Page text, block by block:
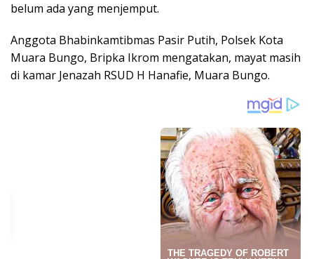
belum ada yang menjemput.
Anggota Bhabinkamtibmas Pasir Putih, Polsek Kota
Muara Bungo, Bripka Ikrom mengatakan, mayat masih
di kamar Jenazah RSUD H Hanafie, Muara Bungo.